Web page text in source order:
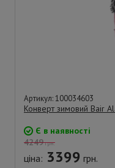
Артикул: 100034603
Конверт зимовий Bair
Є в наявності
4249грн.
ціна: 3399 грн.